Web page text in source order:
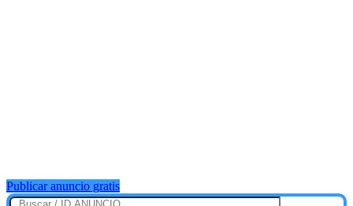
Publicar anuncio gratis